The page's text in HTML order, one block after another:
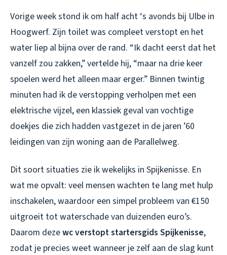
Vorige week stond ik om half acht ‘s avonds bij Ulbe in
Hoogwerf. Zijn toilet was compleet verstopt en het
water liep al bijna over de rand. “Ik dacht eerst dat het
vanzelf zou zakken,” vertelde hij, “maar na drie keer
spoelen werd het alleen maar erger.” Binnen twintig
minuten had ik de verstopping verholpen met een
elektrische vijzel, een klassiek geval van vochtige
doekjes die zich hadden vastgezet in de jaren ’60
leidingen van zijn woning aan de Parallelweg.
Dit soort situaties zie ik wekelijks in Spijkenisse. En
wat me opvalt: veel mensen wachten te lang met hulp
inschakelen, waardoor een simpel probleem van €150
uitgroeit tot waterschade van duizenden euro’s.
Daarom dezewc verstopt startersgids Spijkenisse,
zodat je precies weet wanneer je zelf aan de slag kunt